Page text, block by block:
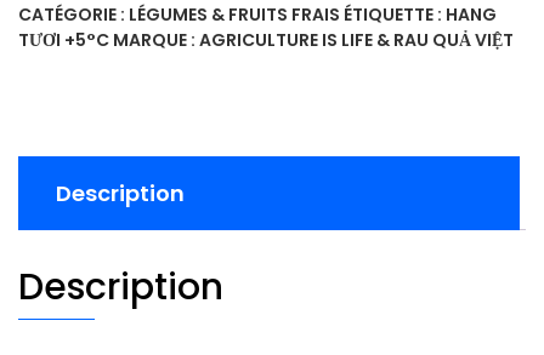
CATÉGORIE : LÉGUMES & FRUITS FRAIS ÉTIQUETTE : HANG
TƯƠI +5°C MARQUE : AGRICULTURE IS LIFE & RAU QUẢ VIỆT
Description
Description